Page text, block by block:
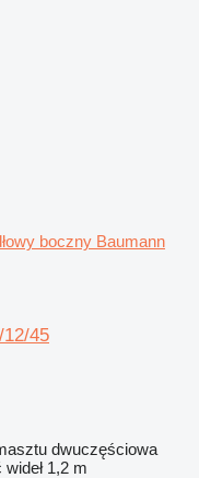
boczny Baumann
45
dwuczęściowa
wideł 1,2 m